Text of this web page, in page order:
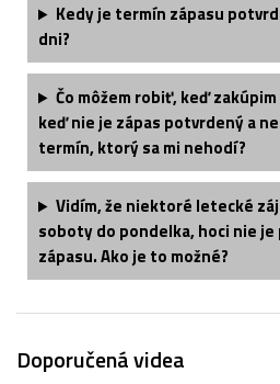
Kedy je termín zápasu
dni?
Čo môžem robiť, keď
keď nie je zápas potvrdený a
termín, ktorý sa mi nehodí?
Vidím, že niektoré letecké
soboty do pondelka, hoci nie
zápasu. Ako je to možné?
Doporučená videa